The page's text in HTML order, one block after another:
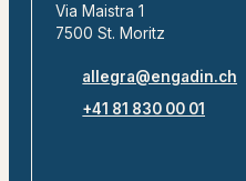
Via Maistra 1
7500 St. Moritz
allegra@engadin.ch
+41 81 830 00 01